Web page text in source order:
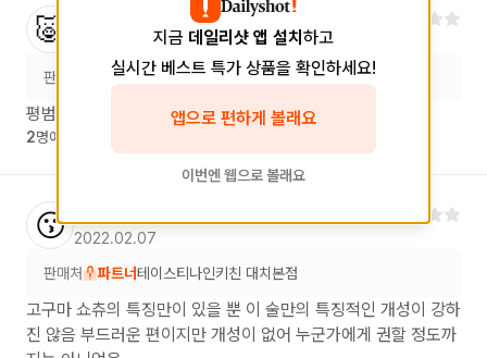
🐷
판매처 파트너곽장어
평범한 고구마소주 이렇다할 특징이 없음
2명에게 도움이 되었습니다.
😗 2022.02.07
판매처 파트너테이스티나인키친 대치본점
고구마 쇼츄의 특징만이 있을 뿐 이 술만의 특징적인 개성이 강하
진 않음 부드러운 편이지만 개성이 없어 누군가에게 권할 정도까
지금 데일리샷 앱 설치 하고
실시간 베스트 특가 상품을 확인하세요!
앱으로 편하게 볼래요
이번엔 웹으로 볼래요